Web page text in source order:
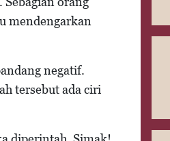
mendengarkan
negatif.
tersebut ada ciri